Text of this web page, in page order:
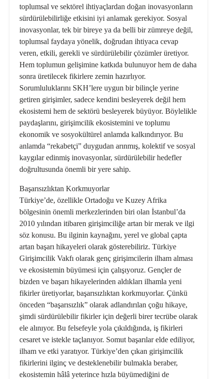
toplumsal ve sektörel ihtiyaçlardan doğan inovasyonların
sürdürülebilirliğe etkisini iyi anlamak gerekiyor. Sosyal
inovasyonlar, tek bir bireye ya da belli bir zümreye değil,
toplumsal faydaya yönelik, doğrudan ihtiyaca cevap
veren, etkili, gerekli ve sürdürülebilir çözümler üretiyor.
Hem toplumun gelişimine katkıda bulunuyor hem de daha
sonra üretilecek fikirlere zemin hazırlıyor.
Sorumluluklarını SKH’lere uygun bir bilinçle yerine
getiren girişimler, sadece kendini besleyerek değil hem
ekosistemi hem de sektörü besleyerek büyüyor. Böylelikle
paydaşlarını, girişimcilik ekosistemini ve toplumu
ekonomik ve sosyokültürel anlamda kalkındırıyor. Bu
anlamda “rekabetçi” duygudan arınmış, kolektif ve sosyal
kaygılar edinmiş inovasyonlar, sürdürülebilir hedefler
doğrultusunda önemli bir yere sahip.
Başarısızlıktan Korkmuyorlar
Türkiye’de, özellikle Ortadoğu ve Kuzey Afrika
bölgesinin önemli merkezlerinden biri olan İstanbul’da
2010 yılından itibaren girişimciliğe artan bir merak ve ilgi
söz konusu. Bu ilginin kaynağını, yerel ve global çapta
artan başarı hikayeleri olarak gösterebiliriz. Türkiye
Girişimcilik Vakfı olarak genç girişimcilerin ilham alması
ve ekosistemin büyümesi için çalışıyoruz. Gençler de
bizden ve başarı hikayelerinden aldıkları ilhamla yeni
fikirler üretiyorlar, başarısızlıktan korkmuyorlar. Çünkü
önceden “başarısızlık” olarak adlandırılan çoğu hikaye,
şimdi sürdürülebilir fikirler için değerli birer tecrübe olarak
ele alınıyor. Bu felsefeyle yola çıkıldığında, iş fikirleri
cesaret ve istekle taçlanıyor. Somut başarılar elde ediliyor,
ilham ve etki yaratıyor. Türkiye’den çıkan girişimcilik
fikirlerini ilginç ve desteklenebilir bulmakla beraber,
ekosistemin hâlâ yeterince hızla büyümediğini de